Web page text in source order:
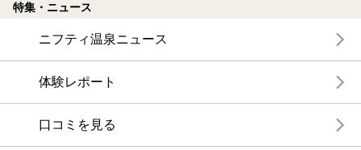
特集・ニュース
ニフティ温泉ニュース
体験レポート
口コミを見る